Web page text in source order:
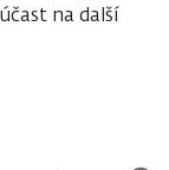
na další